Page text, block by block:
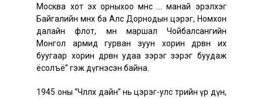
Москва хот эх орныхоо өмнөөс … манай эрэлхэг
Байгалийн өмнөх ба Алс Дорнодын цэрэг, Номхон
далайн флот, мөн маршал Чойбалсангийн
Монгол армид гурван зуун хорин дөрвөн их
буугаар хорин дөрвөн удаа зэрэг зэрэг буудаж
ёсолъё” гэж дүгнэсэн байна.
1945 оны “Чөлөөлөх дайн” нь цэрэг-улс төрийн үр дүн,